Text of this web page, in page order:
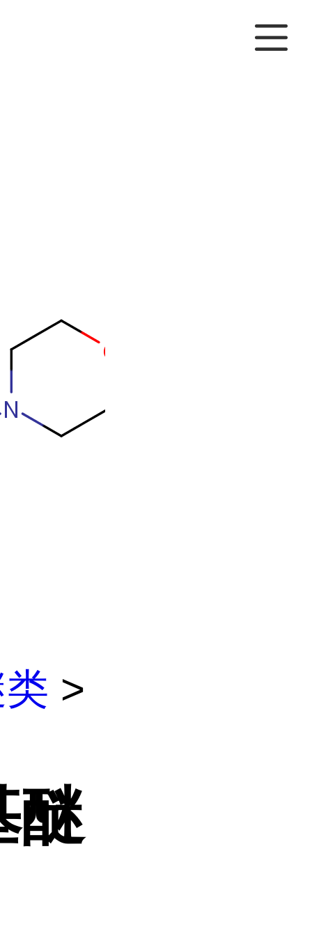
>
醚